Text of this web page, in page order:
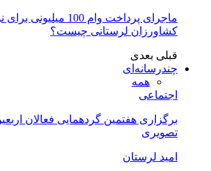
ماجرای پرداخت وام 100
کشاورزان لرستانی چیست؟
قبلی بعدی
چندرسانه‌ای
همه
اجتماعی
برگزاری هفتمین گردهمایی فعالان
تصویری
امید لرستان